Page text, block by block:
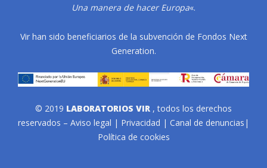
Una manera de hacer Europa«.
Vir han sido beneficiarios de la subvención de Fondos Next
Generation.
© 2019 LABORATORIOS VIR , todos los derechos
reservados – Aviso legal | Privacidad | Canal de denuncias |
Política de cookies